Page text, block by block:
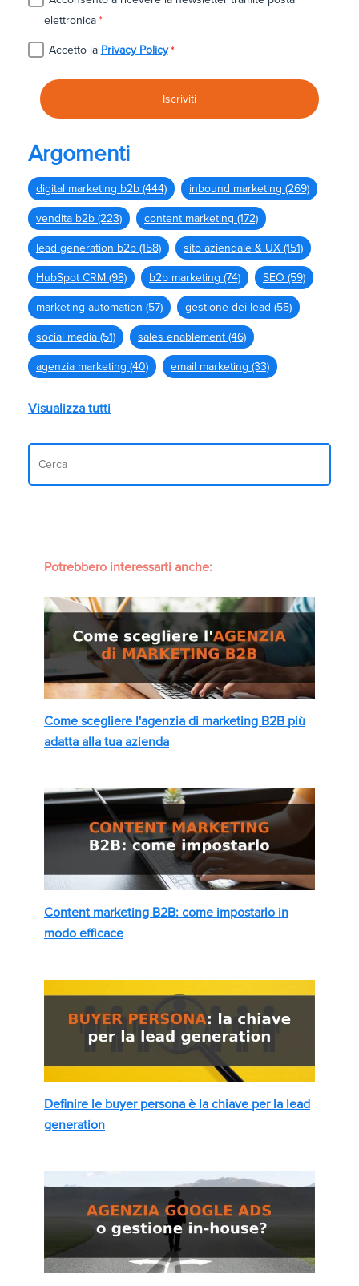
elettronica*
Accetto la Privacy Policy *
Argomenti
digital marketing b2b (444) inbound marketing (269)
vendita b2b (223) content marketing (172)
lead generation b2b (158) sito aziendale & UX (151)
HubSpot CRM (98) b2b marketing (74) SEO (59)
marketing automation (57) gestione dei lead (55)
social media (51) sales enablement (46)
agenzia marketing (40) email marketing (33)
Visualizza tutti
Potrebbero interessarti anche:
Come scegliere l'agenzia di marketing B2B più
adatta alla tua azienda
Content marketing B2B: come impostarlo in
modo efficace
Definire le buyer persona è la chiave per la lead
generation